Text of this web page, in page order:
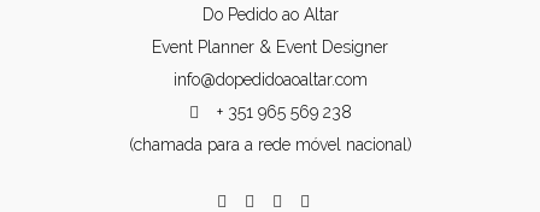
Do Pedido ao Altar
Event Planner & Event Designer
info@dopedidoaoaltar.com
+ 351 965 569 238
(chamada para a rede móvel nacional)